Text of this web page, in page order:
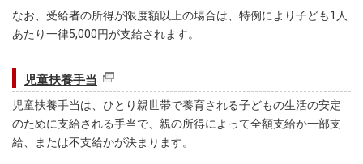
なお、受給者の所得が限度額以上の場合は、特例により子ども1人
あたり一律5,000円が支給されます。
児童扶養手当
児童扶養手当は、ひとり親世帯で養育される子どもの生活の安定
のために支給される手当で、親の所得によって全額支給か一部支
給、または不支給かが決まります。